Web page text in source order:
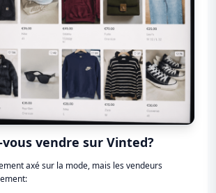
vendre sur Vinted?
axé sur la mode, mais les vendeurs